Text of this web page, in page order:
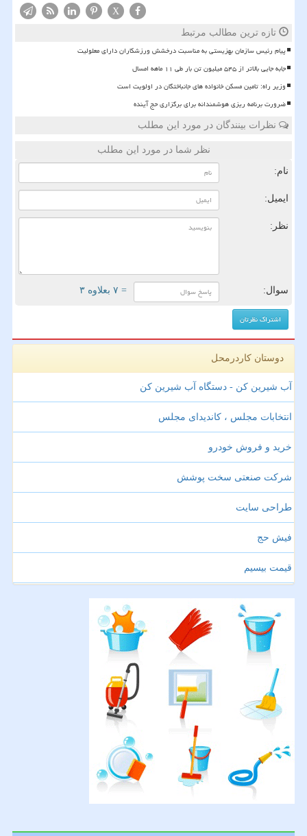
X
تازه ترین مطالب مرتبط
پیام رئیس سازمان بهزیستی به مناسبت درخشش ورزشکاران دارای معلولیت
جابه جایی بالاتر از ۵۴۵ میلیون تن بار طی ۱۱ ماهه امسال
وزیر راه: تامین مسکن خانواده های جانباختگان در اولویت است
ضرورت برنامه ریزی هوشمندانه برای برگزاری حج آینده
نظرات بینندگان در مورد این مطلب
نظر شما در مورد این مطلب
نام:
ایمیل:
نظر:
سوال: = ۷ بعلاوه ۳
دوستان کاردرمحل
آب شیرین کن - دستگاه آب شیرین کن
انتخابات مجلس ، کاندیدای مجلس
خرید و فروش خودرو
شرکت صنعتی سخت پوشش
طراحی سایت
فیش حج
قیمت بیسیم